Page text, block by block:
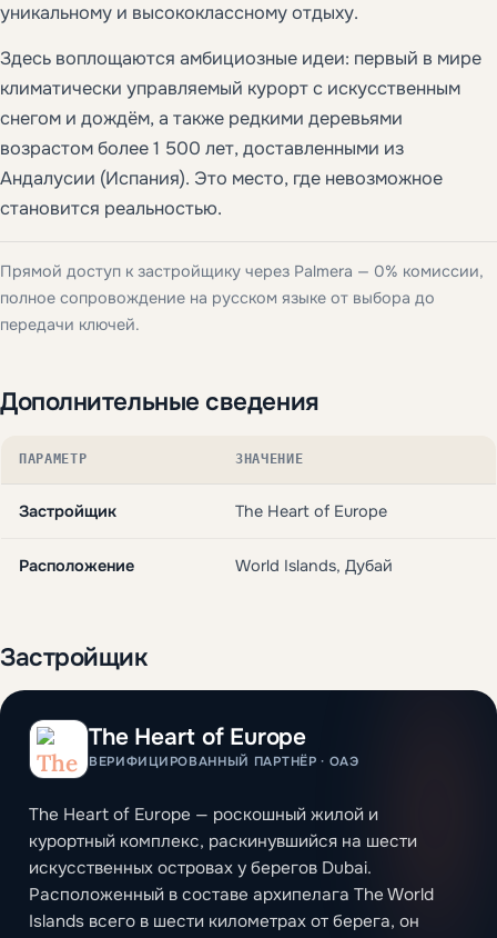
уникальному и высококлассному отдыху.
Здесь воплощаются амбициозные идеи: первый в мире
климатически управляемый курорт с искусственным
снегом и дождём, а также редкими деревьями
возрастом более 1 500 лет, доставленными из
Андалусии (Испания). Это место, где невозможное
становится реальностью.
Прямой доступ к застройщику через Palmera — 0% комиссии,
полное сопровождение на русском языке от выбора до
передачи ключей.
Дополнительные сведения
ПАРАМЕТР ЗНАЧЕНИЕ
Застройщик The Heart of Europe
Расположение World Islands, Дубай
Застройщик
The Heart of Europe
ВЕРИФИЦИРОВАННЫЙ ПАРТНЁР · ОАЭ
The Heart of Europe — роскошный жилой и
курортный комплекс, раскинувшийся на шести
искусственных островах у берегов Dubai.
Расположенный в составе архипелага The World
Islands всего в шести километрах от берега, он